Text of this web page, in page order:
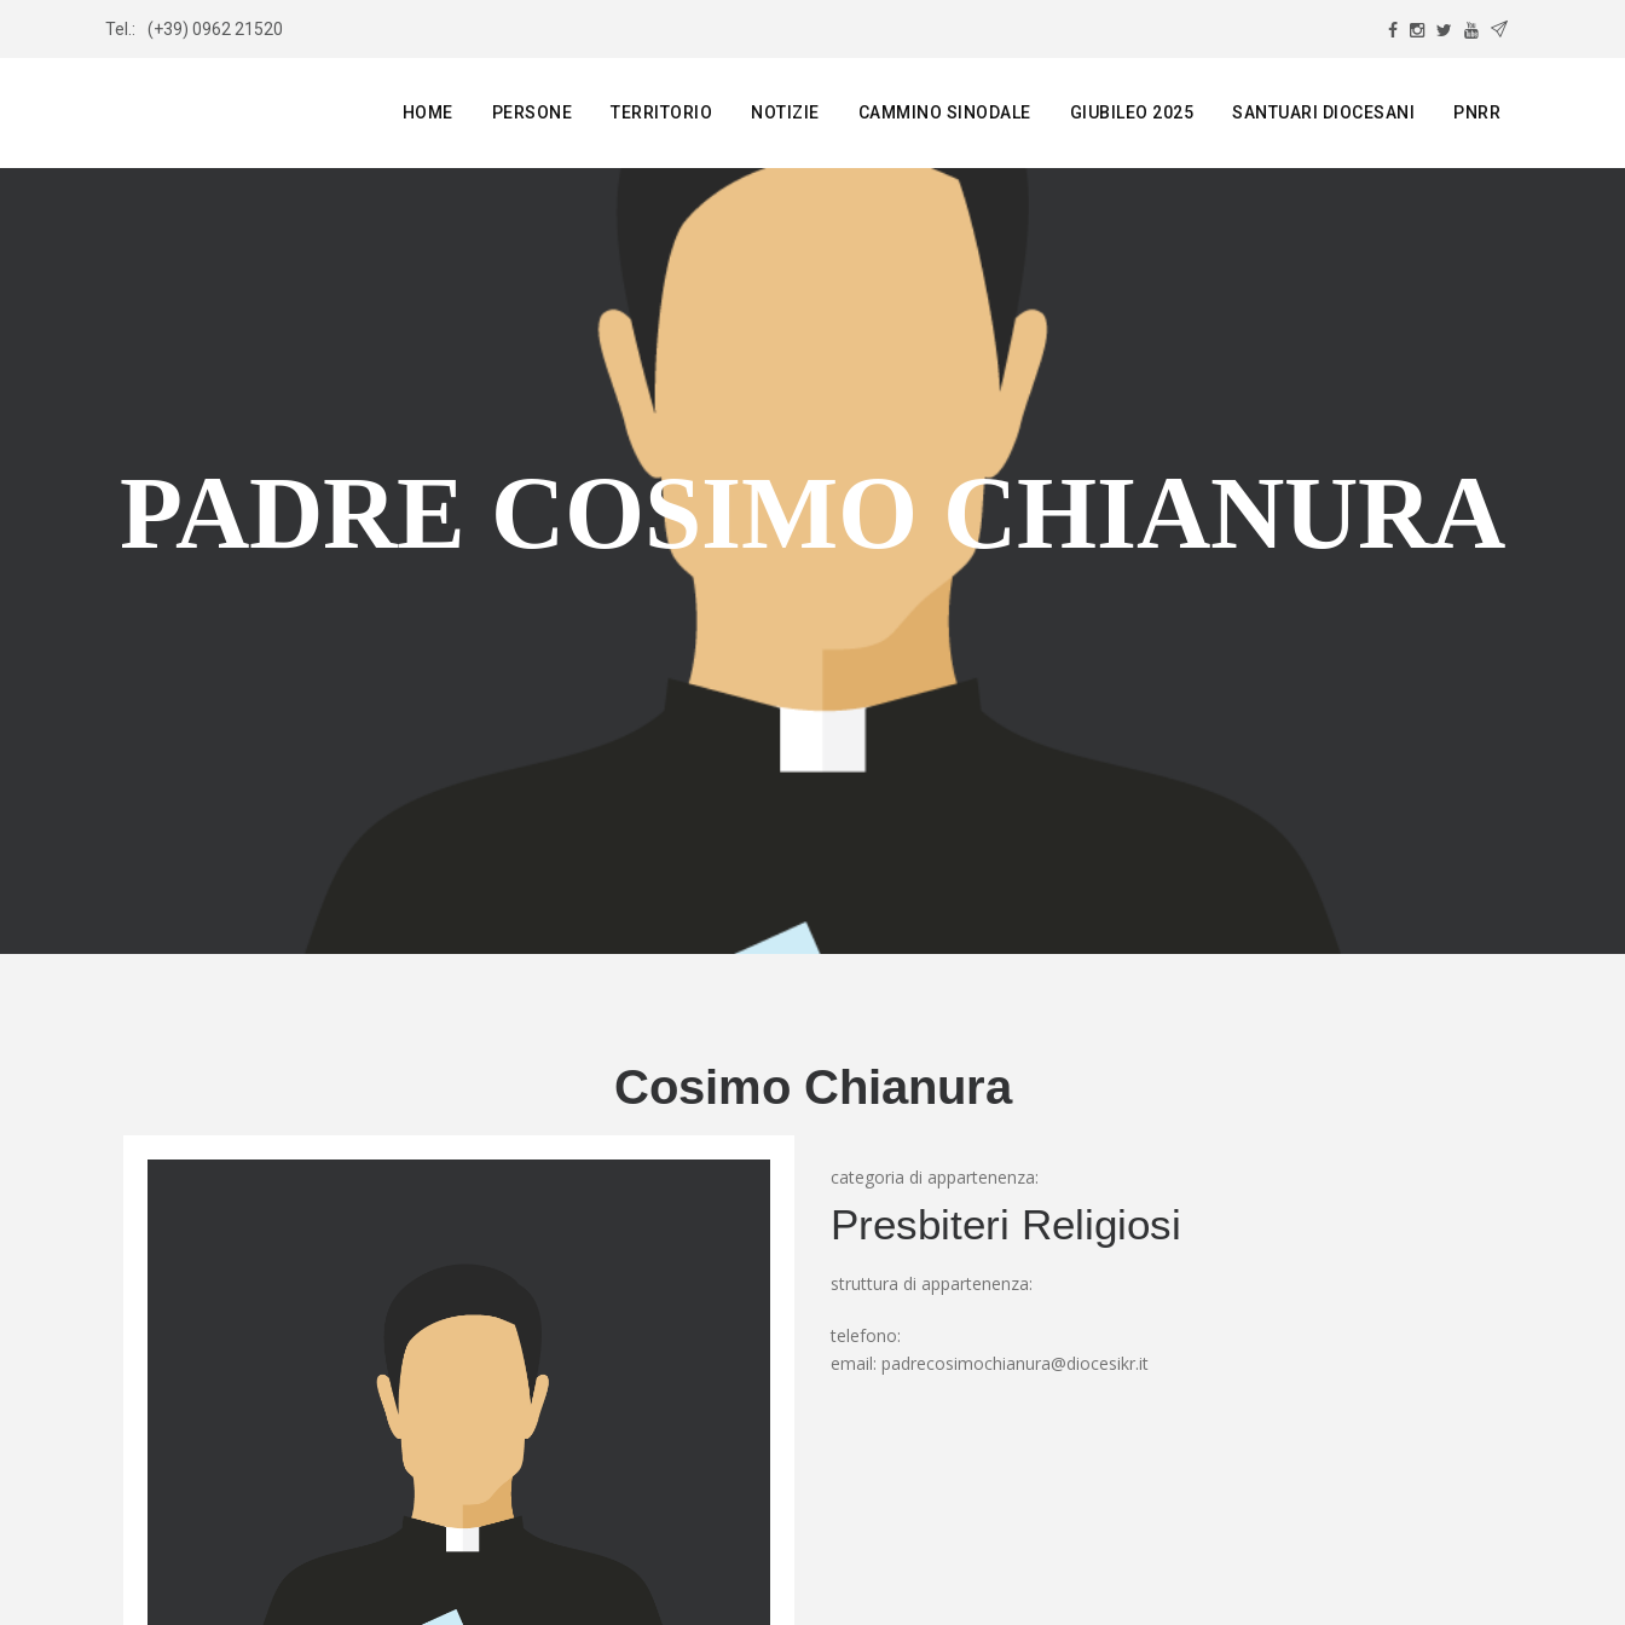
Tel.: (+39) 0962 21520
HOME PERSONE TERRITORIO NOTIZIE CAMMINO SINODALE GIUBILEO 2025 SANTUARI DIOCESANI PNRR
PADRE COSIMO CHIANURA
Cosimo Chianura
categoria di appartenenza:
Presbiteri Religiosi
struttura di appartenenza:
telefono:
email: padrecosimochianura@diocesikr.it